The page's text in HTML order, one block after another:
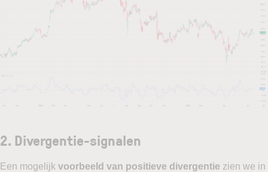
2. Divergentie-signalen
Een mogelijk voorbeeld van positieve divergentie zien we in